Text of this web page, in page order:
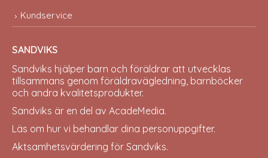
Kundservice
SANDVIKS
Sandviks hjälper barn och föräldrar att utvecklas
tillsammans genom föräldravägledning, barnböcker
och andra kvalitetsprodukter.
Sandviks är en del av AcadeMedia.
Läs om hur vi behandlar dina personuppgifter.
Aktsamhetsvärdering för Sandviks.